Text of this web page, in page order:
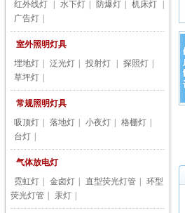
红外线灯
水下灯 防爆灯 机床灯
广告灯
室外照明灯具
埋地灯
泛光灯 投射灯 探照灯
草坪灯
常规照明灯具
吸顶灯
落地灯 小夜灯 格栅灯
台灯
气体放电灯
霓虹灯
金卤灯 直型荧光灯管
环型
荧光灯管
汞灯